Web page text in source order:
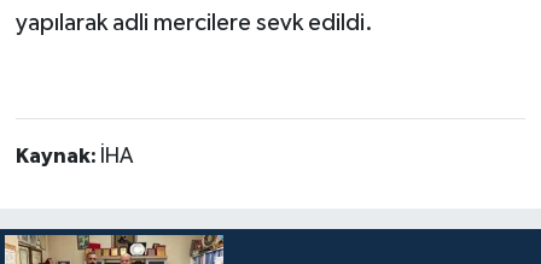
yapılarak adli mercilere sevk edildi.
Kaynak: İHA